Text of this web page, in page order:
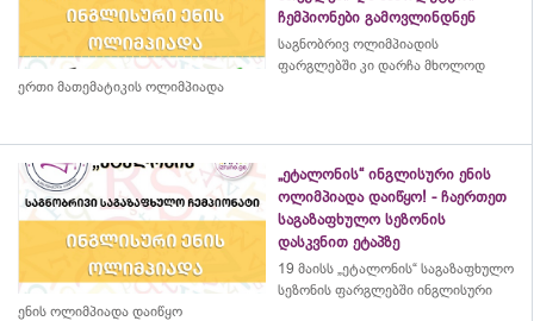
ჩემპიონები გამოვლინდნენ
საგნობრივ ოლიმპიადის
ფარგლებში კი დარჩა მხოლოდ
ერთი მათემატიკის ოლიმპიადა
„ეტალონის“ ინგლისური ენის
ოლიმპიადა დაიწყო! - ჩაერთეთ
საგაზაფხულო სეზონის
დასკვნით ეტაპზე
19 მაისს „ეტალონის“ საგაზაფხულო
სეზონის ფარგლებში ინგლისური
ენის ოლიმპიადა დაიწყო